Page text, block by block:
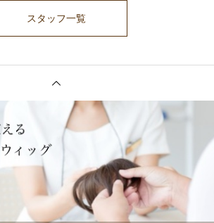
スタッフ一覧